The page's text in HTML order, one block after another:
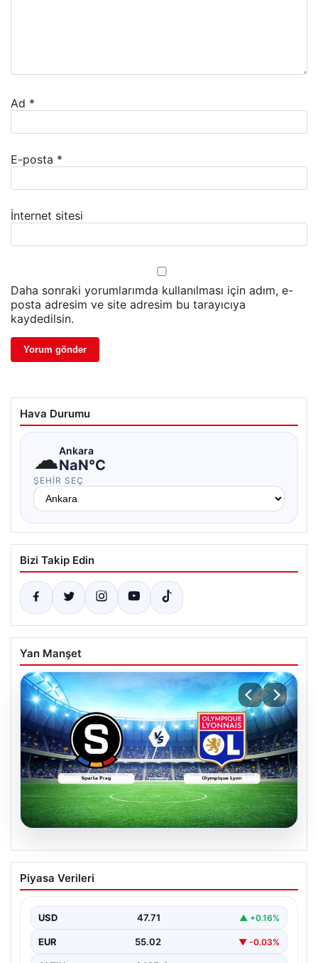
Ad *
E-posta *
İnternet sitesi
Daha sonraki yorumlarımda kullanılması için adım, e-
posta adresim ve site adresim bu tarayıcıya
kaydedilsin.
Hava Durumu
☁Ankara
NaN°C
ŞEHIR SEÇ
Bizi Takip Edin
Yan Manşet
05.08.2026
(Özet) Sparta Prag – Olympique Lyon
Maçı Özeti ve Tüm Önemli Anları
Piyasa Verileri
USD 47.71 ▲ +0.16%
EUR 55.02 ▼ -0.03%